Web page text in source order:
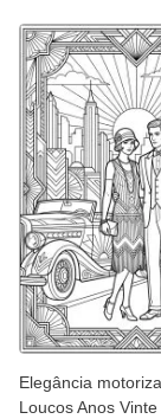
Elegância
Loucos Anos Vinte